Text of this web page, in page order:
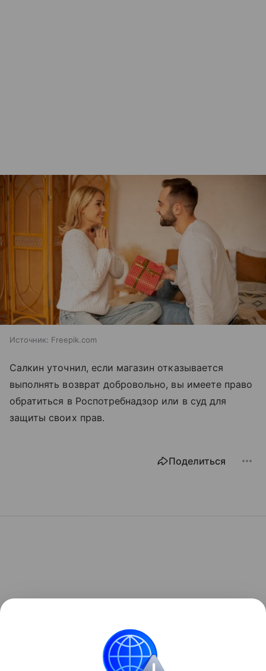
Источник: Freepik.com
Салкин уточнил, если магазин отказывается
выполнять возврат добровольно, вы имеете право
обратиться в Роспотребнадзор или в суд для
защиты своих прав.
Поделиться